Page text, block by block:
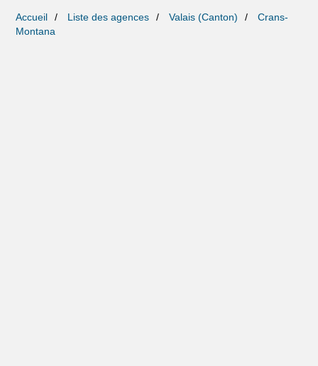
Accueil Liste des agences Valais (Canton)
Crans-
Montana